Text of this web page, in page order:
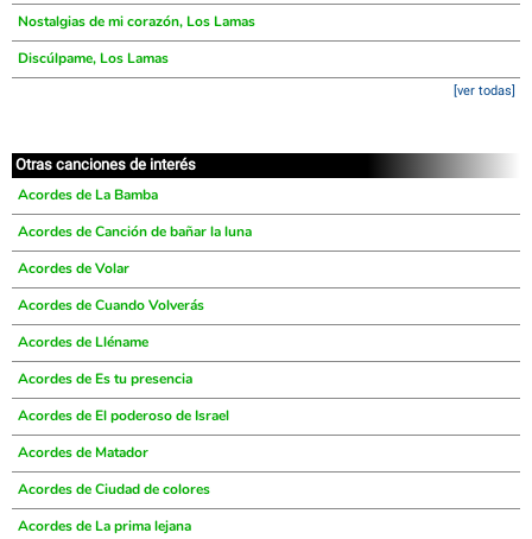
Nostalgias de mi corazón, Los Lamas
Discúlpame, Los Lamas
[ver todas]
Otras canciones de interés
Acordes de La Bamba
Acordes de Canción de bañar la luna
Acordes de Volar
Acordes de Cuando Volverás
Acordes de Lléname
Acordes de Es tu presencia
Acordes de El poderoso de Israel
Acordes de Matador
Acordes de Ciudad de colores
Acordes de La prima lejana